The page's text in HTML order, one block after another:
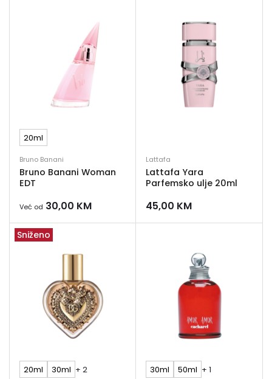
20ml
Bruno Banani
Bruno Banani Woman
EDT
Već od 30,00 KM
Lattafa
Lattafa Yara
Parfemsko ulje 20ml
45,00 KM
Sniženo
20ml 30ml + 2 30ml 50ml + 1